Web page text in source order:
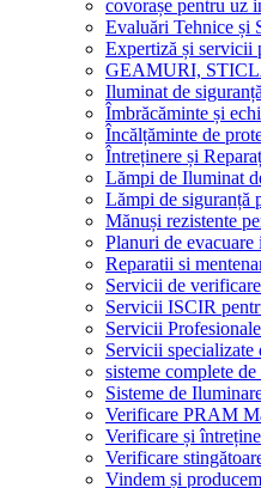
covorașe pentru uz
Evaluări Tehnice și
Expertiză și servicii
GEAMURI,
Iluminat de
Îmbrăcăminte și
Încălțăminte de
Întreținere și
Lămpi de Iluminat
Lămpi de siguranță
Mănuși rezistente
Planuri de
Reparatii si
Servicii de
Servicii ISCIR
Servicii
Servicii specializate
sisteme complete
Sisteme de
Verificare PRAM
Verificare și
Verificare
Vindem și